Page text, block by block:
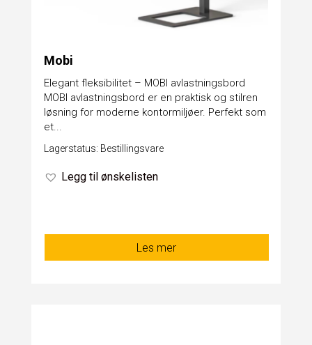
Mobi
Elegant fleksibilitet – MOBI avlastningsbord
MOBI avlastningsbord er en praktisk og stilren
løsning for moderne kontormiljøer. Perfekt som
et...
Lagerstatus: Bestillingsvare
Legg til ønskelisten
Les mer